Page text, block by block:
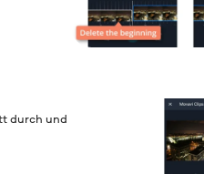
durch und